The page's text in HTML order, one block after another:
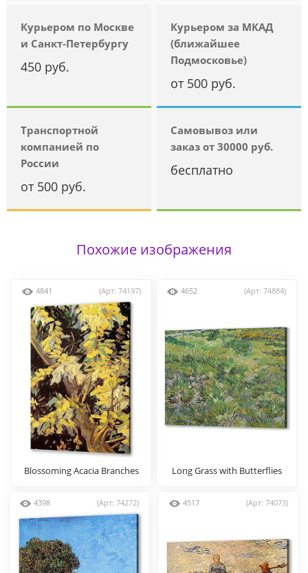
Курьером по Москве
и Санкт-Петербургу
450 руб.
Курьером за МКАД
(ближайшее
Подмосковье)
от 500 руб.
Транспортной
компанией по
России
от 500 руб.
Самовывоз или
заказ от 30000 руб.
бесплатно
Похожие изображения
4841 (Арт: 74197)
Blossoming Acacia Branches
4652 (Арт: 74884)
Long Grass with Butterflies
4398 (Арт: 74272) 4517 (Арт: 74073)